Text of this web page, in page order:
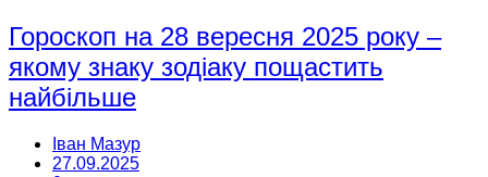
Гороскоп на 28 вересня 2025 року –
якому знаку зодіаку пощастить
найбільше
Іван Мазур
27.09.2025